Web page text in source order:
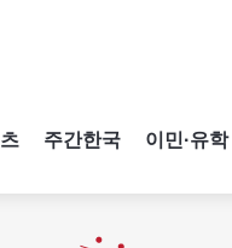
주간한국 이민·유학